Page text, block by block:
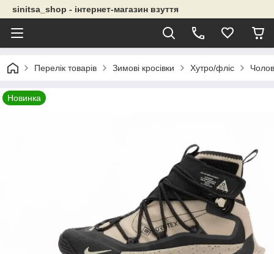
sinitsa_shop - інтернет-магазин взуття
Перелік товарів Зимові кросівки Хутро/фліс
Новинка